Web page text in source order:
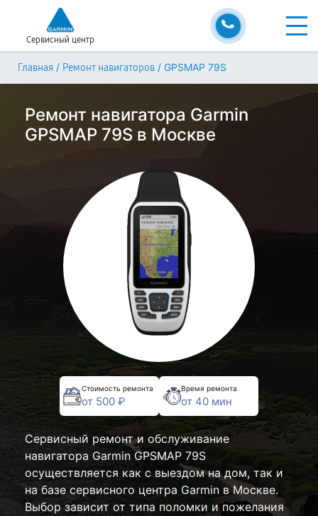
Сервисный центр
Главная / Ремонт навигаторов / GPSMAP 79S
Ремонт навигатора Garmin
GPSMAP 79S в Москве
Стоимость ремонта
от 500 ₽
Время ремонта
от 40 мин
Сервисный ремонт и обслуживание
навигатора Garmin GPSMAP 79S
осуществляется как с выездом на дом, так и
на базе сервисного центра Garmin в Москве.
Выбор зависит от типа поломки и пожелания